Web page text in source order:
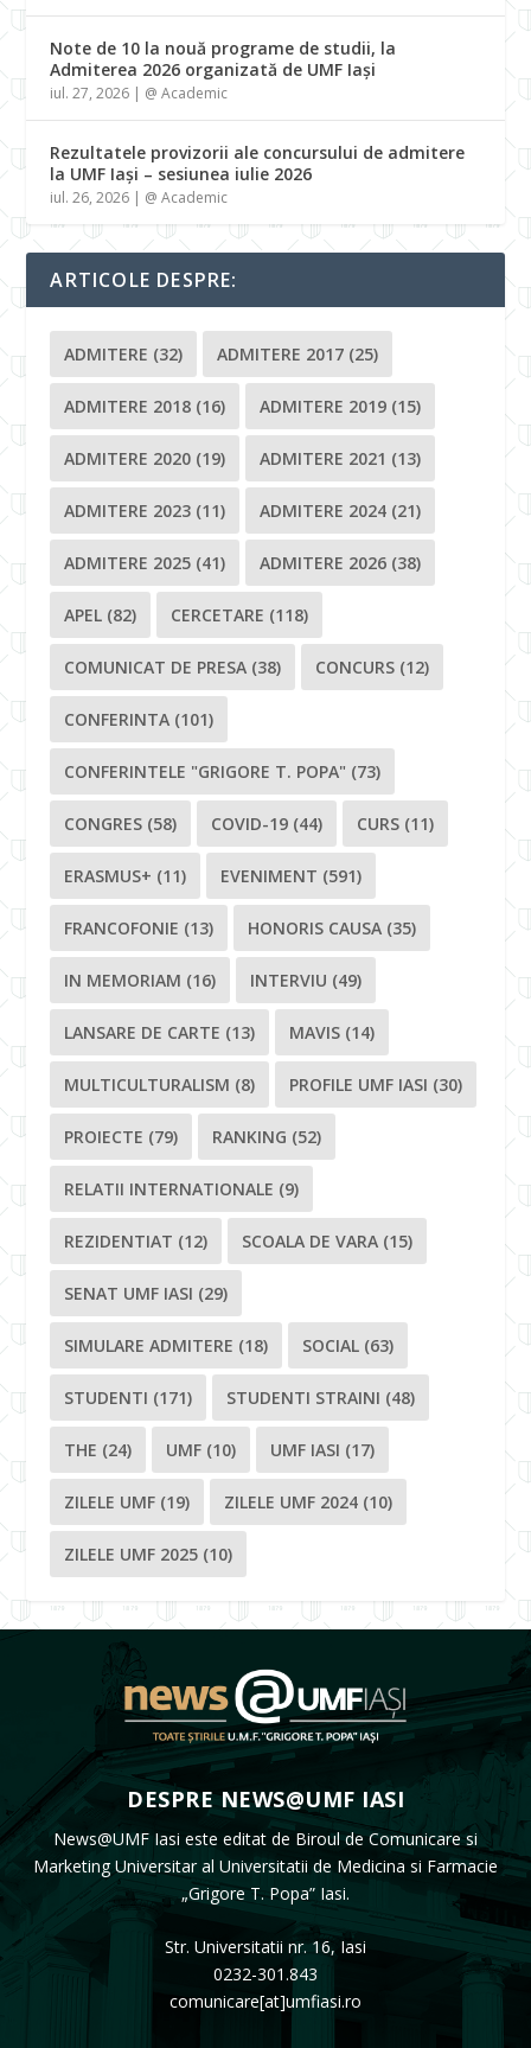
Note de 10 la nouă programe de studii, la
Admiterea 2026 organizată de UMF Iași
iul. 27, 2026 | @ Academic
Rezultatele provizorii ale concursului de admitere
la UMF Iași – sesiunea iulie 2026
iul. 26, 2026 | @ Academic
ARTICOLE DESPRE:
ADMITERE (32) ADMITERE 2017 (25)
ADMITERE 2018 (16) ADMITERE 2019 (15)
ADMITERE 2020 (19) ADMITERE 2021 (13)
ADMITERE 2023 (11) ADMITERE 2024 (21)
ADMITERE 2025 (41) ADMITERE 2026 (38)
APEL (82) CERCETARE (118)
COMUNICAT DE PRESA (38) CONCURS (12)
CONFERINTA (101)
CONFERINTELE "GRIGORE T. POPA" (73)
CONGRES (58) COVID-19 (44) CURS (11)
ERASMUS+ (11) EVENIMENT (591)
FRANCOFONIE (13) HONORIS CAUSA (35)
IN MEMORIAM (16) INTERVIU (49)
LANSARE DE CARTE (13) MAVIS (14)
MULTICULTURALISM (8) PROFILE UMF IASI (30)
PROIECTE (79) RANKING (52)
RELATII INTERNATIONALE (9)
REZIDENTIAT (12) SCOALA DE VARA (15)
SENAT UMF IASI (29)
SIMULARE ADMITERE (18) SOCIAL (63)
STUDENTI (171) STUDENTI STRAINI (48)
THE (24) UMF (10) UMF IASI (17)
ZILELE UMF (19) ZILELE UMF 2024 (10)
ZILELE UMF 2025 (10)
DESPRE NEWS@UMF IASI
News@UMF Iasi este editat de Biroul de Comunicare si
Marketing Universitar al Universitatii de Medicina si Farmacie
„Grigore T. Popa” Iasi.
Str. Universitatii nr. 16, Iasi
0232-301.843
comunicare[at]umfiasi.ro